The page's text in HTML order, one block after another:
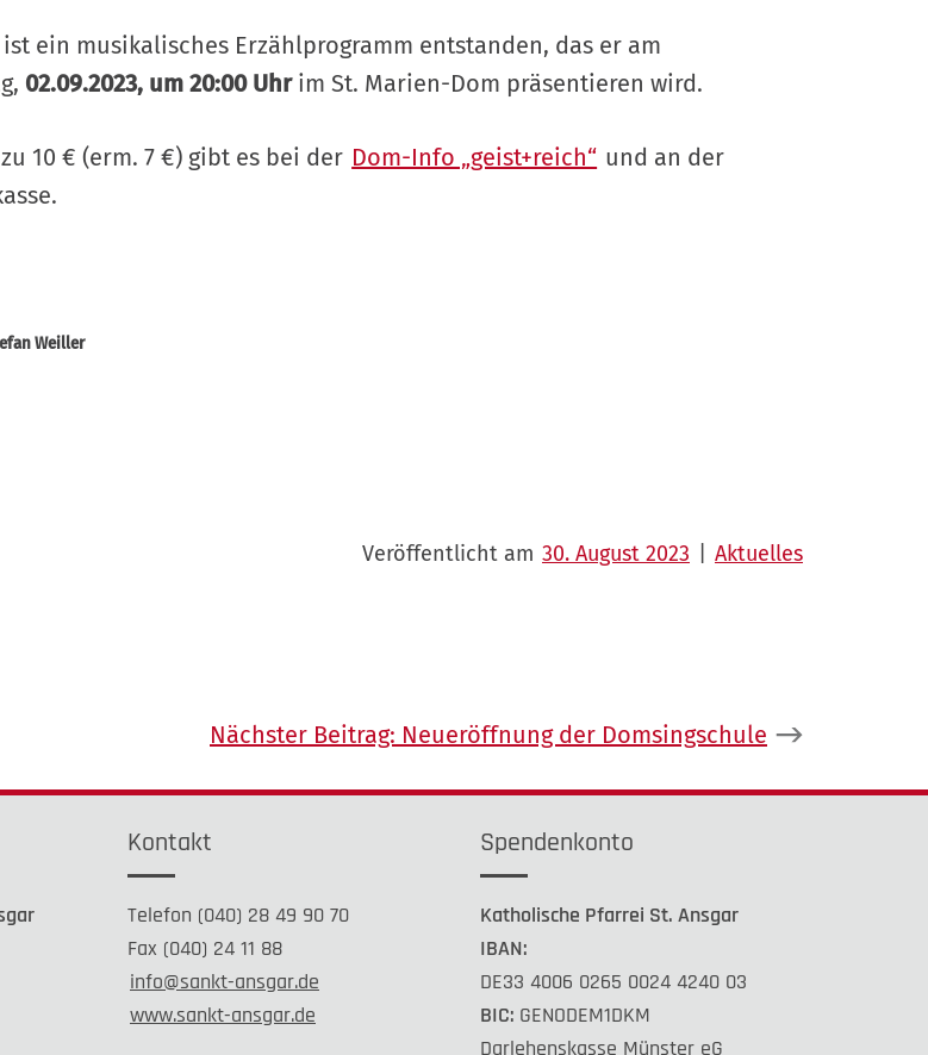
ist ein musikalisches Erzählprogramm entstanden, das er am
02.09.2023, um 20:00 Uhrim St. Marien-Dom präsentieren wird.
10 € (erm. 7 €) gibt es bei der Dom-Info „geist+reich“ und an der
Weiller
Veröffentlicht am 30. August 2023 Aktuelles
Nächster Beitrag: Neueröffnung der Domsingschule
Kontakt
Telefon (040) 28 49 90 70
Fax (040) 24 11 88
info@sankt-ansgar.de
www.sankt-ansgar.de
Spendenkonto
Katholische Pfarrei St. Ansgar
IBAN:
DE33 4006 0265 0024 4240 03
BIC: GENODEM1DKM
Darlehenskasse Münster eG